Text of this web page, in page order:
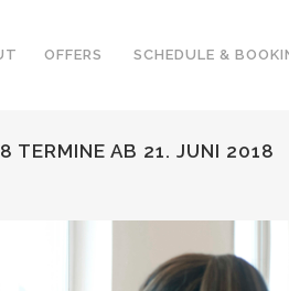
OFFERS SCHEDULE &
TERMINE AB 21. JUNI 2018